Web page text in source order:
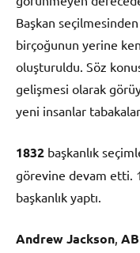
Başkan
birçoğunun yerine
oluşturuldu. Söz
gelişmesi olarak
yeni insanlar
1832 başkanlık
görevine devam etti.
başkanlık yaptı.
Andrew Jackson